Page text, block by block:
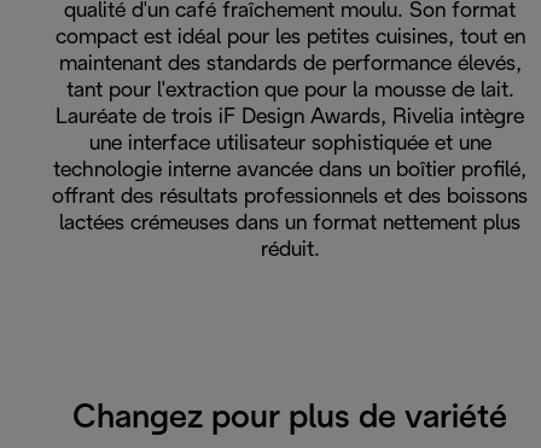
qualité d'un café fraîchement moulu. Son format
compact est idéal pour les petites cuisines, tout en
maintenant des standards de performance élevés,
tant pour l'extraction que pour la mousse de lait.
Lauréate de trois iF Design Awards, Rivelia intègre
une interface utilisateur sophistiquée et une
technologie interne avancée dans un boîtier profilé,
offrant des résultats professionnels et des boissons
lactées crémeuses dans un format nettement plus
réduit.
Changez pour plus de variété